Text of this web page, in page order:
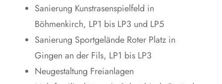
Sanierung Kunstrasenspielfeld in
Böhmenkirch, LP1 bis LP3 und LP5
Sanierung Sportgelände Roter Platz in
Gingen an der Fils, LP1 bis LP3
Neugestaltung Freianlagen